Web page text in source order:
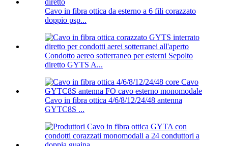
Cavo in fibra ottica da esterno a 6 fili corazzato
doppio psp...
Condotto aereo sotterraneo per esterni Sepolto
diretto GYTS A...
Cavo in fibra ottica 4/6/8/12/24/48 antenna
GYTC8S ...